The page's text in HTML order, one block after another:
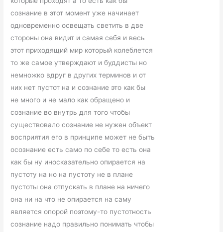
сознание в этот момент уже начинает
одновременно освещать светить в две
стороны она видит и самая себя и весь
этот приходящий мир который колеблется
то же самое утверждают и буддисты но
немножко вдруг в других терминов и от
них нет пустот на и сознание это как бы
не много и не мало как обращено и
сознание во внутрь для того чтобы
существовало сознание не нужен объект
восприятия его в принципе может не быть
осознание есть само по себе то есть она
как бы ну иносказательно опирается на
пустоту на но на пустоту не в плане
пустоты она отпускать в плане на ничего
она ни на что не опирается на саму
является опорой поэтому-то пустотность
сознание надо правильно понимать чтобы